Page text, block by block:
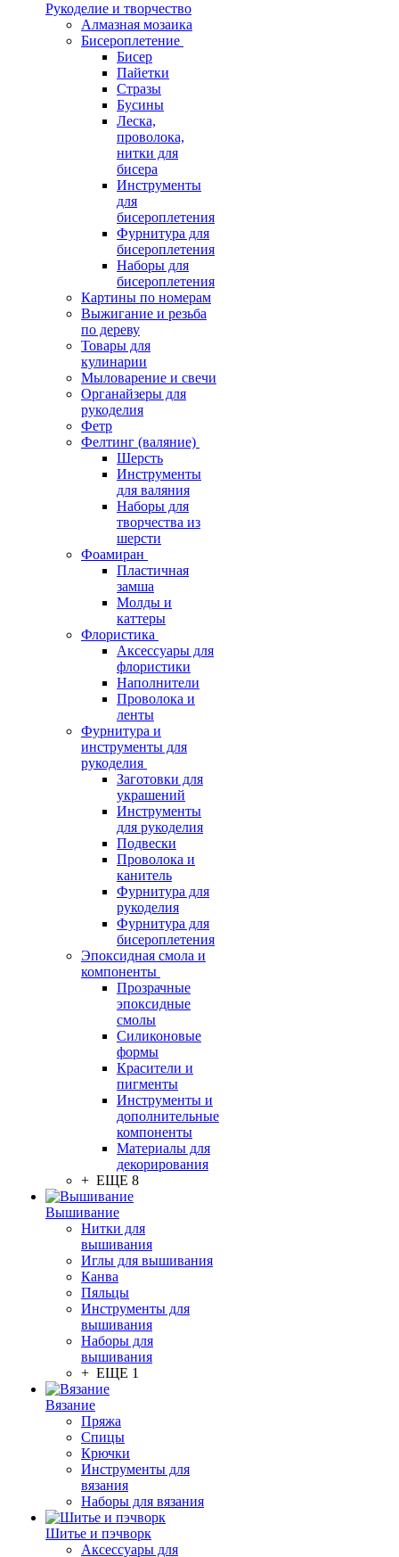
Рукоделие и творчество
Алмазная мозаика
Бисероплетение
Бисер
Пайетки
Стразы
Бусины
Леска,
проволока,
нитки для
бисера
Инструменты
для
бисероплетения
Фурнитура для
бисероплетения
Наборы для
бисероплетения
Картины по номерам
Выжигание и резьба
по дереву
Товары для
кулинарии
Мыловарение и свечи
Органайзеры для
рукоделия
Фетр
Фелтинг (валяние)
Шерсть
Инструменты
для валяния
Наборы для
творчества из
шерсти
Фоамиран
Пластичная
замша
Молды и
каттеры
Флористика
Аксессуары для
флористики
Наполнители
Проволока и
ленты
Фурнитура и
инструменты для
рукоделия
Заготовки для
украшений
Инструменты
для рукоделия
Подвески
Проволока и
канитель
Фурнитура для
рукоделия
Фурнитура для
бисероплетения
Эпоксидная смола и
компоненты
Прозрачные
эпоксидные
смолы
Силиконовые
формы
Красители и
пигменты
Инструменты и
дополнительные
компоненты
Материалы для
декорирования
+ ЕЩЕ 8
Вышивание
Нитки для
вышивания
Иглы для вышивания
Канва
Пяльцы
Инструменты для
вышивания
Наборы для
вышивания
+ ЕЩЕ 1
Вязание
Пряжа
Спицы
Крючки
Инструменты для
вязания
Наборы для вязания
Шитье и пэчворк
Аксессуары для